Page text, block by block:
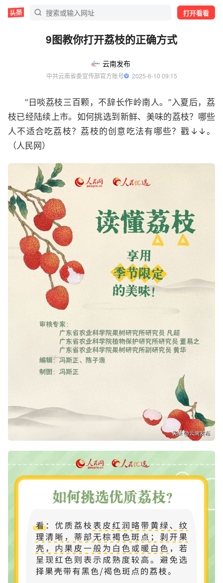
打开看看
9图教你打开荔枝的正确方式
云南发布
中共云南省委宣传部官方账号
  2025-6-10 09:15
“日啖荔枝三百颗，不辞长作岭南人。”入夏后，荔
枝已经陆续上市。如何挑选到新鲜、美味的荔枝？哪些
人不适合吃荔枝？荔枝的创意吃法有哪些？戳↓↓。
（人民网）